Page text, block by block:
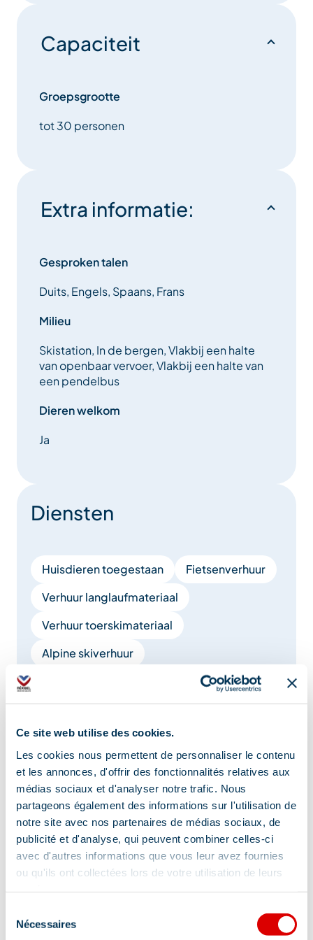
Ce site web utilise des cookies.
Les cookies nous permettent de personnaliser le contenu
et les annonces, d'offrir des fonctionnalités relatives aux
médias sociaux et d'analyser notre trafic. Nous
partageons également des informations sur l'utilisation de
notre site avec nos partenaires de médias sociaux, de
publicité et d'analyse, qui peuvent combiner celles-ci
avec d'autres informations que vous leur avez fournies
ou qu'ils ont collectées lors de votre utilisation de leurs
Nécessaires
Capaciteit
Groepsgrootte
tot 30 personen
Extra informatie:
Gesproken talen
Duits, Engels, Spaans, Frans
Milieu
Skistation, In de bergen, Vlakbij een halte
van openbaar vervoer, Vlakbij een halte van
een pendelbus
Dieren welkom
Ja
Diensten
Huisdieren toegestaan
Fietsenverhuur
Verhuur langlaufmateriaal
Verhuur toerskimateriaal
Alpine skiverhuur
Mountainbikeverhuur
Rodelverhuur
Verhuur van uitrusting voor baby's en
Snowboard verhuur
Verhuur e-MTB
Levering aan huis
Verhuur van bergveiligheidsuitrusting in de
winter
Verkoop alpine ski
Verkoop van snowboard
Bootfitting